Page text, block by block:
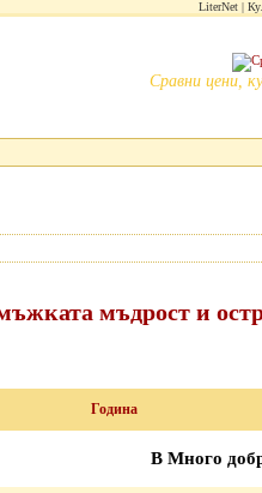
LiterNet
Сравни цени,
мъдрост и
Година
В Много